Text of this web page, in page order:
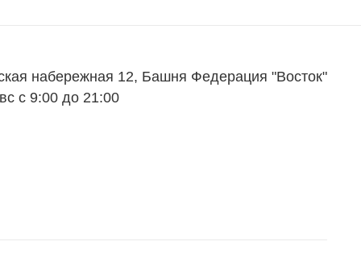
набережная 12, Башня Федерация "Восток"
с 9:00 до 21:00